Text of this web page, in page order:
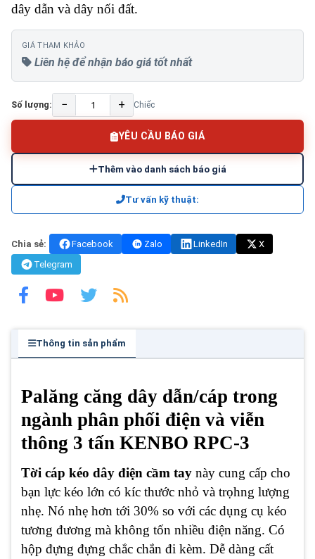
dây dẫn và dây nối đất.
GIÁ THAM KHẢO
Liên hệ để nhận báo giá tốt nhất
Số lượng: − + Chiếc
YÊU CẦU BÁO GIÁ
Thêm vào danh sách báo giá
Tư vấn kỹ thuật:
Chia sẻ: Facebook Zalo LinkedIn
X
Telegram
Thông tin sản phẩm
Palăng căng dây dẫn/cáp trong
ngành phân phối điện và viễn
thông 3 tấn KENBO RPC-3
Tời cáp kéo dây điện cầm tay này cung cấp cho
bạn lực kéo lớn có kíc thước nhỏ và trọhng lượng
nhẹ. Nó nhẹ hơn tới 30% so với các dụng cụ kéo
tương đương mà không tốn nhiều điện năng. Có
hộp đựng đựng chắc chắn đi kèm. Dễ dàng cất